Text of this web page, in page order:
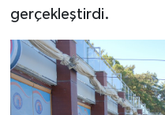
gerçekleştirdi.